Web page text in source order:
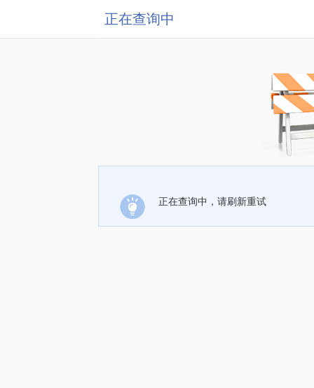
正在查询中
正在查询中，请刷新重试